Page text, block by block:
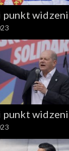
punkt
punkt